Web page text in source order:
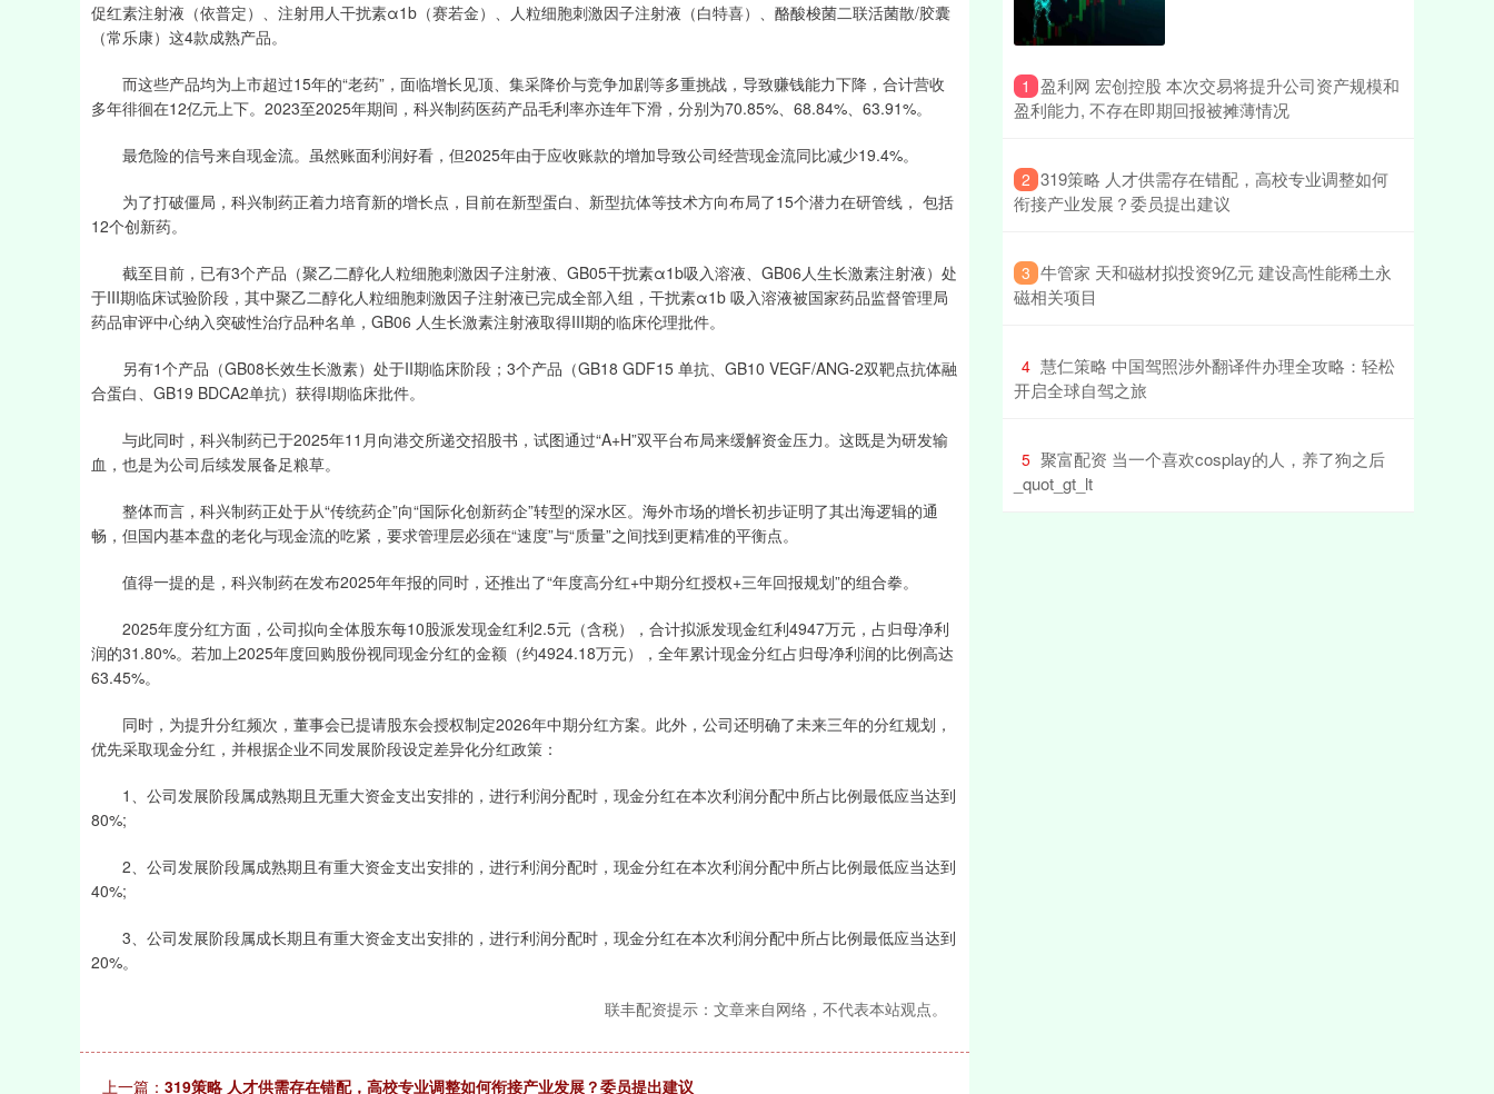
促红素注射液（依普定）、注射用人干扰素α1b（赛若金）、人粒细胞刺激因子注射液（白特喜）、酪酸梭菌二联活菌散/胶囊
（常乐康）这4款成熟产品。
而这些产品均为上市超过15年的“老药”，面临增长见顶、集采降价与竞争加剧等多重挑战，导致赚钱能力下降，合计营收
多年徘徊在12亿元上下。2023至2025年期间，科兴制药医药产品毛利率亦连年下滑，分别为70.85%、68.84%、63.91%。
最危险的信号来自现金流。虽然账面利润好看，但2025年由于应收账款的增加导致公司经营现金流同比减少19.4%。
为了打破僵局，科兴制药正着力培育新的增长点，目前在新型蛋白、新型抗体等技术方向布局了15个潜力在研管线， 包括
12个创新药。
截至目前，已有3个产品（聚乙二醇化人粒细胞刺激因子注射液、GB05干扰素α1b吸入溶液、GB06人生长激素注射液）处
于III期临床试验阶段，其中聚乙二醇化人粒细胞刺激因子注射液已完成全部入组，干扰素α1b 吸入溶液被国家药品监督管理局
药品审评中心纳入突破性治疗品种名单，GB06 人生长激素注射液取得III期的临床伦理批件。
另有1个产品（GB08长效生长激素）处于II期临床阶段；3个产品（GB18 GDF15 单抗、GB10 VEGF/ANG-2双靶点抗体融
合蛋白、GB19 BDCA2单抗）获得I期临床批件。
与此同时，科兴制药已于2025年11月向港交所递交招股书，试图通过“A+H”双平台布局来缓解资金压力。这既是为研发输
血，也是为公司后续发展备足粮草。
整体而言，科兴制药正处于从“传统药企”向“国际化创新药企”转型的深水区。海外市场的增长初步证明了其出海逻辑的通
畅，但国内基本盘的老化与现金流的吃紧，要求管理层必须在“速度”与“质量”之间找到更精准的平衡点。
值得一提的是，科兴制药在发布2025年年报的同时，还推出了“年度高分红+中期分红授权+三年回报规划”的组合拳。
2025年度分红方面，公司拟向全体股东每10股派发现金红利2.5元（含税），合计拟派发现金红利4947万元，占归母净利
润的31.80%。若加上2025年度回购股份视同现金分红的金额（约4924.18万元），全年累计现金分红占归母净利润的比例高达
63.45%。
同时，为提升分红频次，董事会已提请股东会授权制定2026年中期分红方案。此外，公司还明确了未来三年的分红规划，
优先采取现金分红，并根据企业不同发展阶段设定差异化分红政策：
1、公司发展阶段属成熟期且无重大资金支出安排的，进行利润分配时，现金分红在本次利润分配中所占比例最低应当达到
80%;
2、公司发展阶段属成熟期且有重大资金支出安排的，进行利润分配时，现金分红在本次利润分配中所占比例最低应当达到
40%;
3、公司发展阶段属成长期且有重大资金支出安排的，进行利润分配时，现金分红在本次利润分配中所占比例最低应当达到
20%。
联丰配资提示：文章来自网络，不代表本站观点。
上一篇： 319策略 人才供需存在错配，高校专业调整如何衔接产业发展？委员提出建议
1 ​盈利网 宏创控股 本次交易将提升公司资产规模和
盈利能力, 不存在即期回报被摊薄情况
2 ​319策略 人才供需存在错配，高校专业调整如何
衔接产业发展？委员提出建议
3 ​牛管家 天和磁材拟投资9亿元 建设高性能稀土永
磁相关项目
4 ​慧仁策略 中国驾照涉外翻译件办理全攻略：轻松
开启全球自驾之旅
5 ​聚富配资 当一个喜欢cosplay的人，养了狗之后
_quot_gt_lt